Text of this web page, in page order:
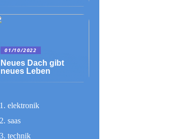
01/10/2022
Neues Dach gibt
neues Leben
elektronik
saas
technik